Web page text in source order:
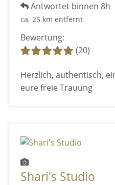
Antwortet binnen 8h
ca. 25 km entfernt
Bewertung:
(20)
Herzlich, authentisch,
eure freie Trauung
Shari's Studio